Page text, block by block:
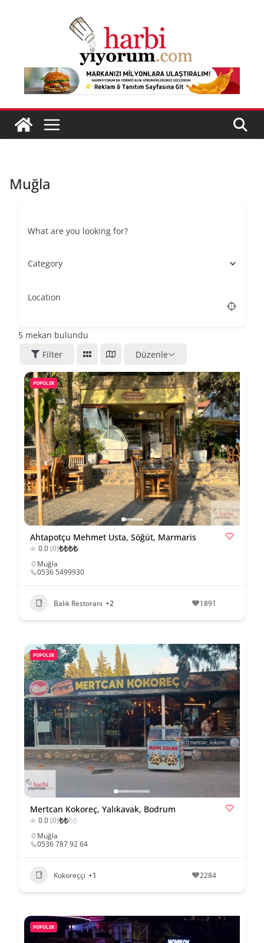
Muğla
What are you looking for?
Category
Location
5 mekan bulundu
Filter
Düzenle
POPÜLER
Ahtapotçu Mehmet Usta, Söğüt, Marmaris
0.0(0)₺₺₺₺
Muğla
0536 5499930
Balık Restoranı +2 1891
POPÜLER
Mertcan Kokoreç, Yalıkavak, Bodrum
0.0(0)₺₺₺₺
Muğla
0536 787 92 64
Kokoreççi +1 2284
POPÜLER